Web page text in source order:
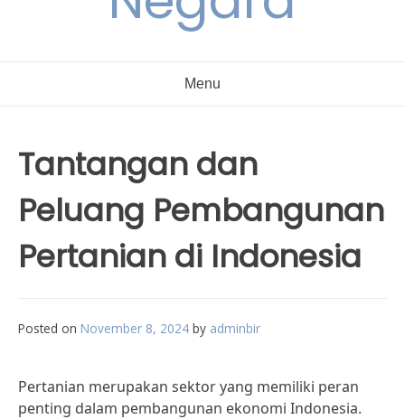
Menu
Tantangan dan
Peluang Pembangunan
Pertanian di Indonesia
Posted on November 8, 2024 by adminbir
Pertanian merupakan sektor yang memiliki peran
penting dalam pembangunan ekonomi Indonesia.